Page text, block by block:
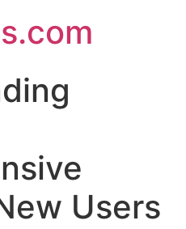
Users